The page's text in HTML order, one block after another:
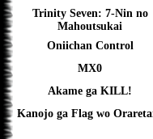
Trinity Seven: 7-Nin no
Mahoutsukai
Oniichan Control
MX0
Akame ga KILL!
Kanojo ga Flag wo